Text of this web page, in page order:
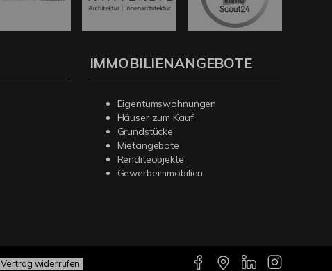
IMMOBILIENANGEBOTE
Eigentumswohnungen
Häuser zum Kauf
Grundstücke
Mietangebote
Renditeobjekte
Gewerbeimmobilien
Vertrag widerrufen